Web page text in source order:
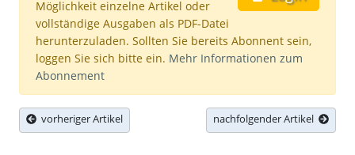
Möglichkeit einzelne Artikel oder
vollständige Ausgaben als PDF-Datei
herunterzuladen. Sollten Sie bereits Abonnent sein,
loggen Sie sich bitte ein. Mehr Informationen zum
Abonnement
vorheriger Artikel nachfolgender Artikel